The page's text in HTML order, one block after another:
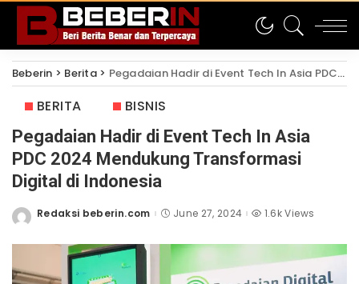
Beberin > Berita> Pegadaian Hadir di Event Tech In Asia PDC 2024 Mendukung Transformasi Digital di Indonesia
BERITA BISNIS
Pegadaian Hadir di Event Tech In Asia
PDC 2024 Mendukung Transformasi
Digital di Indonesia
Posted
Redaksi beberin.com June 27, 2024 1.6k Views